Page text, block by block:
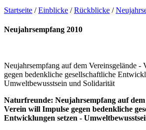
Startseite /Einblicke /Rückblicke /
Neujahrsempfang 2010
Neujahrsempfang auf dem Vereinsgelände -
gegen bedenkliche gesellschaftliche
Umweltbewusstsein und Solidarität
Naturfreunde: Neujahrsempfang auf dem
Verein will Impulse gegen bedenkliche
Entwicklungen setzen -